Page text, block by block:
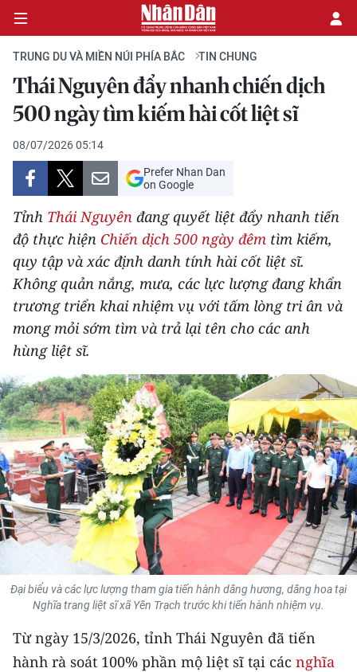
CHÍNH TRỊ
KINH TẾ
VĂN HÓA
XÃ HỘI
PHÁP LUẬT
DU LỊCH
THẾ GIỚI
THỂ THAO
GIÁO DỤC
Y TẾ
KHOA HỌC - CÔNG NGHỆ
MÔI TRƯỜNG
KIỂM CHỨNG THÔNG TIN
TRI THỨC CHUYÊN SÂU
TRUNG DU VÀ MIỀN NÚI PHÍA BẮC TIN CHUNG
Thái Nguyên đẩy nhanh chiến dịch
500 ngày tìm kiếm hài cốt liệt sĩ
08/07/2026 05:14
Prefer Nhan Dan
on Google
Tỉnh Thái Nguyên đang quyết liệt đẩy nhanh tiến
độ thực hiện Chiến dịch 500 ngày đêm tìm kiếm,
quy tập và xác định danh tính hài cốt liệt sĩ.
Không quản nắng, mưa, các lực lượng đang khẩn
trương triển khai nhiệm vụ với tấm lòng tri ân và
mong mỏi sớm tìm và trả lại tên cho các anh
hùng liệt sĩ.
Đại biểu và các lực lượng tham gia tiến hành dâng hương, dâng hoa tại
Nghĩa trang liệt sĩ xã Yên Trạch trước khi tiến hành nhiệm vụ.
Từ ngày 15/3/2026, tỉnh Thái Nguyên đã tiến
hành rà soát 100% phần mộ liệt sĩ tại các nghĩa